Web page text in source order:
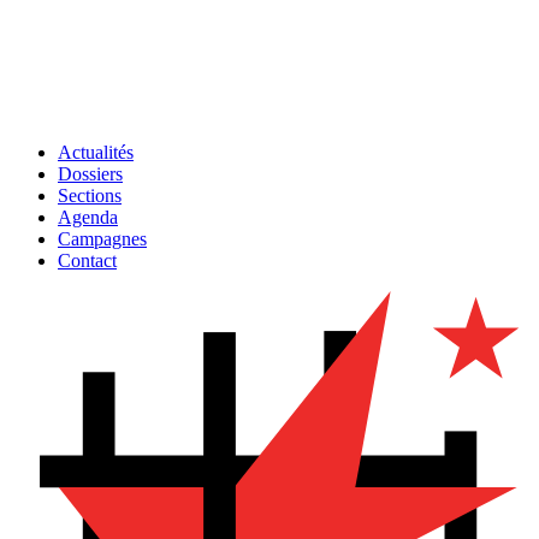
Actualités
Dossiers
Sections
Agenda
Campagnes
Contact